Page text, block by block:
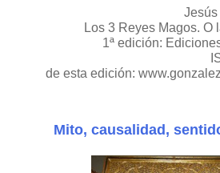
Los 3 Reyes Magos. O
1ª edición:
de esta edición:
Mito, causalidad,